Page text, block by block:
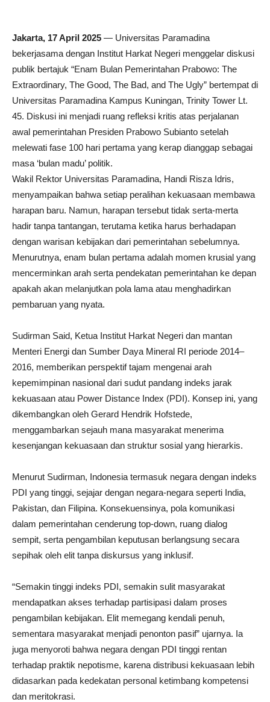
Jakarta, 17 April 2025 — Universitas Paramadina
bekerjasama dengan Institut Harkat Negeri menggelar diskusi
publik bertajuk “Enam Bulan Pemerintahan Prabowo: The
Extraordinary, The Good, The Bad, and The Ugly” bertempat di
Universitas Paramadina Kampus Kuningan, Trinity Tower Lt.
45. Diskusi ini menjadi ruang refleksi kritis atas perjalanan
awal pemerintahan Presiden Prabowo Subianto setelah
melewati fase 100 hari pertama yang kerap dianggap sebagai
masa ‘bulan madu’ politik.
Wakil Rektor Universitas Paramadina, Handi Risza Idris,
menyampaikan bahwa setiap peralihan kekuasaan membawa
harapan baru. Namun, harapan tersebut tidak serta-merta
hadir tanpa tantangan, terutama ketika harus berhadapan
dengan warisan kebijakan dari pemerintahan sebelumnya.
Menurutnya, enam bulan pertama adalah momen krusial yang
mencerminkan arah serta pendekatan pemerintahan ke depan
apakah akan melanjutkan pola lama atau menghadirkan
pembaruan yang nyata.
Sudirman Said, Ketua Institut Harkat Negeri dan mantan
Menteri Energi dan Sumber Daya Mineral RI periode 2014–
2016, memberikan perspektif tajam mengenai arah
kepemimpinan nasional dari sudut pandang indeks jarak
kekuasaan atau Power Distance Index (PDI). Konsep ini, yang
dikembangkan oleh Gerard Hendrik Hofstede,
menggambarkan sejauh mana masyarakat menerima
kesenjangan kekuasaan dan struktur sosial yang hierarkis.
Menurut Sudirman, Indonesia termasuk negara dengan indeks
PDI yang tinggi, sejajar dengan negara-negara seperti India,
Pakistan, dan Filipina. Konsekuensinya, pola komunikasi
dalam pemerintahan cenderung top-down, ruang dialog
sempit, serta pengambilan keputusan berlangsung secara
sepihak oleh elit tanpa diskursus yang inklusif.
“Semakin tinggi indeks PDI, semakin sulit masyarakat
mendapatkan akses terhadap partisipasi dalam proses
pengambilan kebijakan. Elit memegang kendali penuh,
sementara masyarakat menjadi penonton pasif” ujarnya. Ia
juga menyoroti bahwa negara dengan PDI tinggi rentan
terhadap praktik nepotisme, karena distribusi kekuasaan lebih
didasarkan pada kedekatan personal ketimbang kompetensi
dan meritokrasi.